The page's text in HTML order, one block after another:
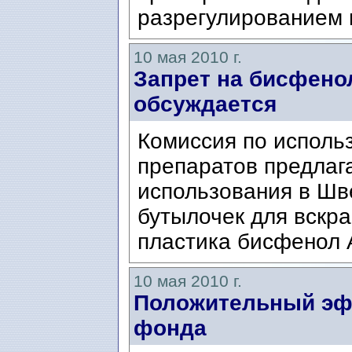
10 мая 2010 г.
Запрет на
обсуждается
Комиссия по
препаратов
использования в
бутылочек для
пластика
10 мая 2010 г.
Положительный
фонда